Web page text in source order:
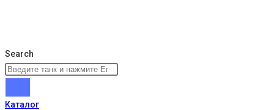
Search
Каталог